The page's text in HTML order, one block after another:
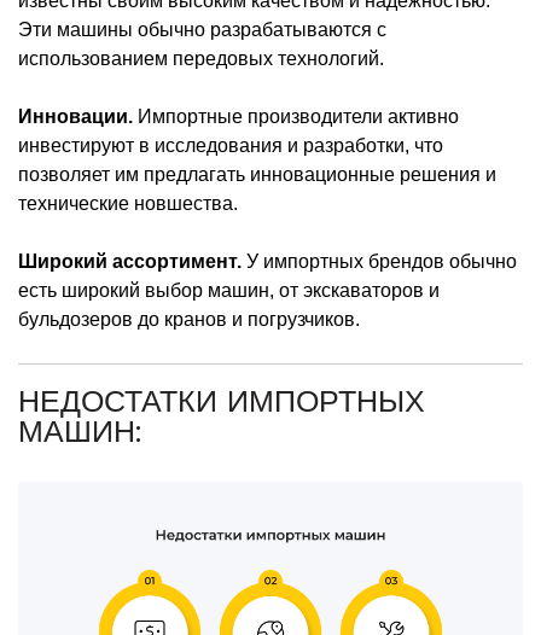
Эти машины обычно разрабатываются с
использованием передовых технологий.
Инновации. Импортные производители активно
инвестируют в исследования и разработки, что
позволяет им предлагать инновационные решения и
технические новшества.
Широкий ассортимент. У импортных брендов обычно
есть широкий выбор машин, от экскаваторов и
бульдозеров до кранов и погрузчиков.
НЕДОСТАТКИ ИМПОРТНЫХ
МАШИН: